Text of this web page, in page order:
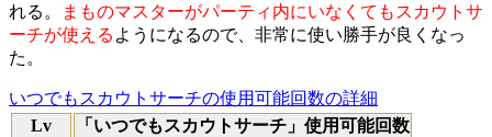
れる。
まものマスターがパーティ内にいなくてもスカウトサ
ーチが使える ようになるので、非常に使い勝手が良くなっ
た。
いつでもスカウトサーチの使用可能回数の詳細
Lv
「いつでもスカウトサーチ」使用可能回数